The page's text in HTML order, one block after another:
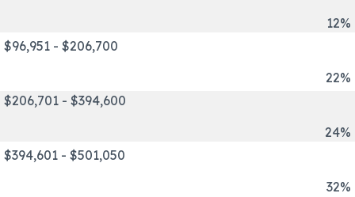
12%
$96,951 - $206,700
22%
$206,701 - $394,600
24%
$394,601 - $501,050
32%